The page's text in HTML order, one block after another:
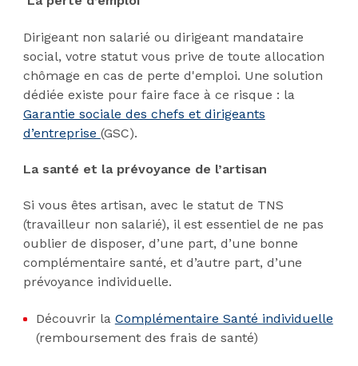
Dirigeant non salarié ou dirigeant mandataire
social, votre statut vous prive de toute allocation
chômage en cas de perte d'emploi. Une solution
dédiée existe pour faire face à ce risque : la
Garantie sociale des chefs et dirigeants
d’entreprise (GSC).
La santé et la prévoyance de l’artisan
Si vous êtes artisan, avec le statut de TNS
(travailleur non salarié), il est essentiel de ne pas
oublier de disposer, d’une part, d’une bonne
complémentaire santé, et d’autre part, d’une
prévoyance individuelle.
Découvrir la Complémentaire Santé individuelle
(remboursement des frais de santé)